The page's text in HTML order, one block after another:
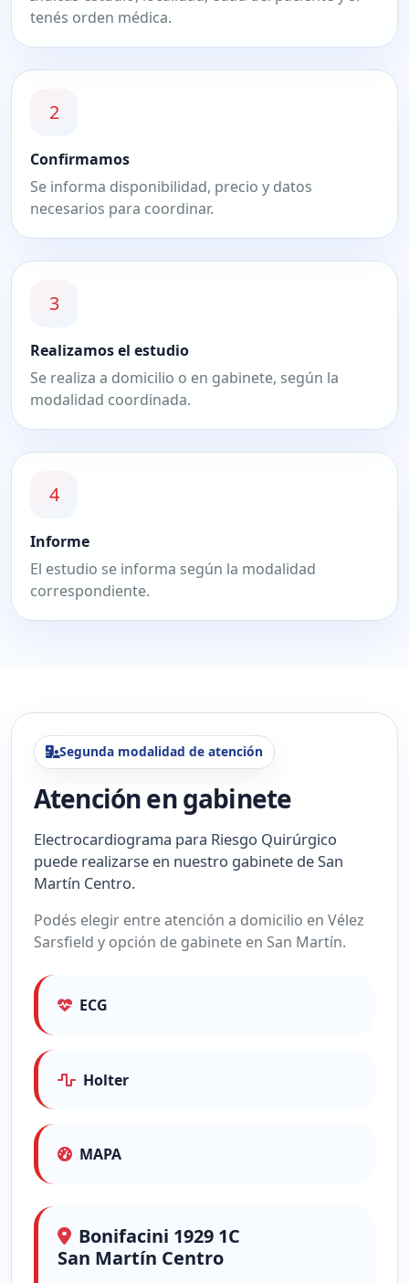
tenés orden médica.
2
Confirmamos
Se informa disponibilidad, precio y datos
necesarios para coordinar.
3
Realizamos el estudio
Se realiza a domicilio o en gabinete, según la
modalidad coordinada.
4
Informe
El estudio se informa según la modalidad
correspondiente.
Segunda modalidad de atención
Atención en gabinete
Electrocardiograma para Riesgo Quirúrgico
puede realizarse en nuestro gabinete de San
Martín Centro.
Podés elegir entre atención a domicilio en Vélez
Sarsfield y opción de gabinete en San Martín.
ECG
Holter
MAPA
Bonifacini 1929 1C
San Martín Centro